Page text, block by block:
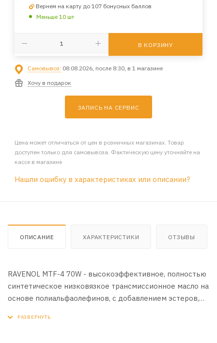
Вернем на карту до 107 бонусных баллов
Меньше 10 шт
В КОРЗИНУ
Самовывоз: 08.08.2026, после 8:30, в 1 магазине
Хочу в подарок
ЗАПИСЬ НА СЕРВИС
Цена может отличаться от цен в розничных магазинах. Товар
доступен только для самовывоза. Фактическую цену уточняйте на
кассе в магазине
Нашли ошибку в характеристиках или описании?
ОПИСАНИЕ ХАРАКТЕРИСТИКИ ОТЗЫВЫ
RAVENOL MTF-4 70W - высокоэффективное, полностью
синтетическое низковязкое трансмиссионное масло на
основе полиальфаолефинов, с добавлением эстеров,